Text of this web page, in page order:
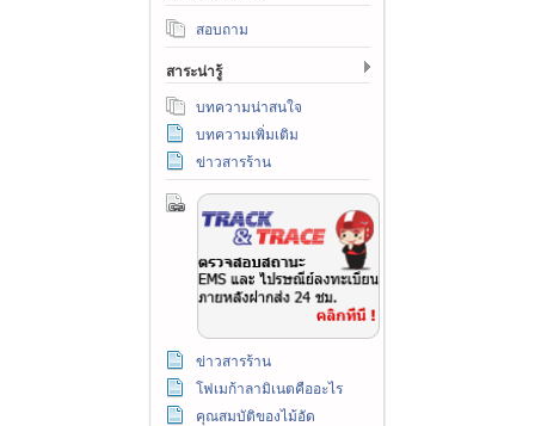
สอบถาม
สาระน่ารู้
บทความน่าสนใจ
บทความเพิ่มเติม
ข่าวสารร้าน
ข่าวสารร้าน
โฟเมก้าลามิเนตคืออะไร
คุณสมบัติของไม้อัด